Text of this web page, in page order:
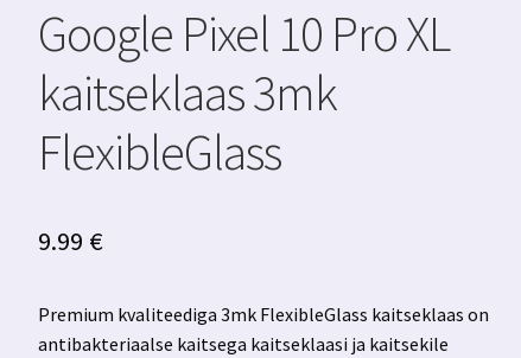
Google Pixel 10 Pro XL
kaitseklaas 3mk
FlexibleGlass
9.99 €
Premium kvaliteediga 3mk FlexibleGlass kaitseklaas on
antibakteriaalse kaitsega kaitseklaasi ja kaitsekile